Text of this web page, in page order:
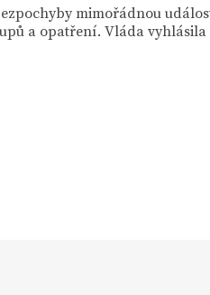
mimořádnou
a opatření. Vláda vyhlásila